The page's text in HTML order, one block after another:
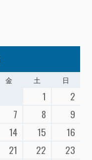
金 土 日
1
2
7 8
9
14 15
16
21 22
23